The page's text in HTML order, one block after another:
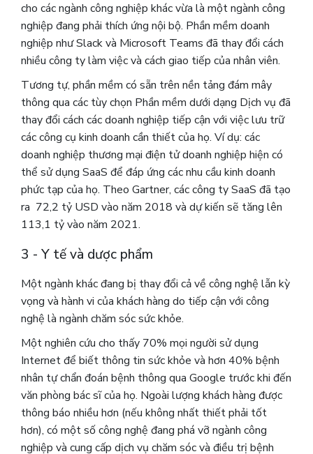
cho các ngành công nghiệp khác vừa là một ngành công
nghiệp đang phải thích ứng nội bộ. Phần mềm doanh
nghiệp như Slack và Microsoft Teams đã thay đổi cách
nhiều công ty làm việc và cách giao tiếp của nhân viên.
Tương tự, phần mềm có sẵn trên nền tảng đám mây
thông qua các tùy chọn Phần mềm dưới dạng Dịch vụ đã
thay đổi cách các doanh nghiệp tiếp cận với việc lưu trữ
các công cụ kinh doanh cần thiết của họ. Ví dụ: các
doanh nghiệp thương mại điện tử doanh nghiệp hiện có
thể sử dụng SaaS để đáp ứng các nhu cầu kinh doanh
phức tạp của họ. Theo Gartner, các công ty SaaS đã tạo
ra 72,2 tỷ USD vào năm 2018 và dự kiến ​​sẽ tăng lên
113,1 tỷ vào năm 2021.
3 - Y tế và dược phẩm
Một ngành khác đang bị thay đổi cả về công nghệ lẫn kỳ
vọng và hành vi của khách hàng do tiếp cận với công
nghệ là ngành chăm sóc sức khỏe.
Một nghiên cứu cho thấy 70% mọi người sử dụng
Internet để biết thông tin sức khỏe và hơn 40% bệnh
nhân tự chẩn đoán bệnh thông qua Google trước khi đến
văn phòng bác sĩ của họ. Ngoài lượng khách hàng được
thông báo nhiều hơn (nếu không nhất thiết phải tốt
hơn), có một số công nghệ đang phá vỡ ngành công
nghiệp và cung cấp dịch vụ chăm sóc và điều trị bệnh